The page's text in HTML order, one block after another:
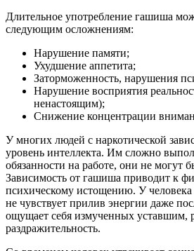
Длительное употребление гашиша
следующим осложнениям:
Нарушение памяти;
Ухудшение аппетита;
Заторможенность, нарушения
Нарушение восприятия
ненастоящим);
Снижение концентрации
У многих людей с наркотической
уровень интеллекта. Им сложно
обязанности на работе, они не могут
Зависимость от гашиша приводит к
психическому истощению. У человека
не чувствует прилив энергии даже
ощущает себя измученных уставшим,
раздражительность.